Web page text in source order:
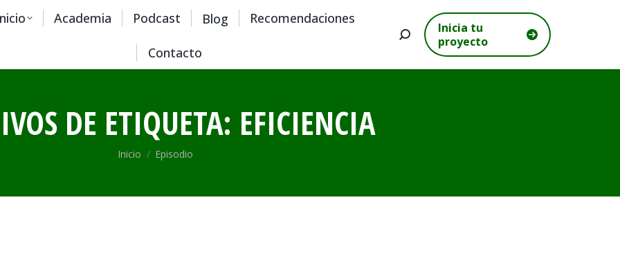
Academia Podcast Blog Recomendaciones
Contacto
Buscar:
Inicia tu
proyecto
DE ETIQUETA: EFICIENCIA
Estás aquí:
Inicio Episodio